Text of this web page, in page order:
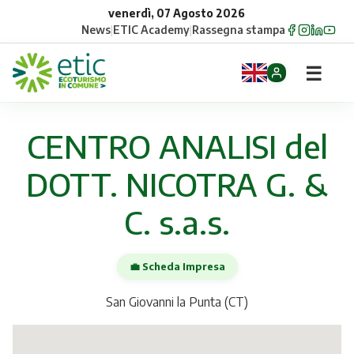
venerdì, 07 Agosto 2026
News|ETIC Academy|Rassegna stampa
Opportunità
Comuni
☰
CENTRO ANALISI del
DOTT. NICOTRA G. &
C. s.a.s.
💼 Scheda Impresa
San Giovanni la Punta (CT)